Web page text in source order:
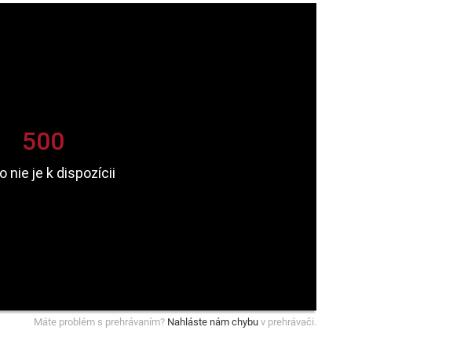
Máte problém s prehrávaním? Nahláste nám chybu v prehrávači.